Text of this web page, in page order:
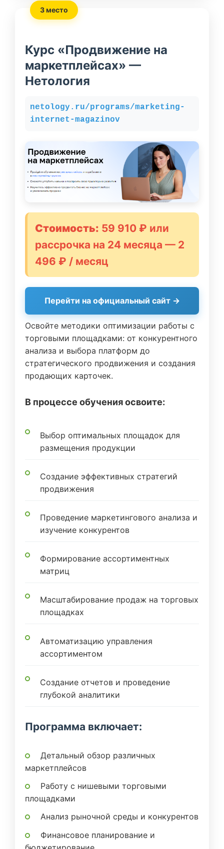
3 место
Курс «Продвижение на
маркетплейсах» —
Нетология
netology.ru/programs/marketing-
internet-magazinov
Стоимость: 59 910 ₽ или
рассрочка на 24 месяца — 2
496 ₽ / месяц
Перейти на официальный сайт →
Освойте методики оптимизации работы с
торговыми площадками: от конкурентного
анализа и выбора платформ до
стратегического продвижения и создания
продающих карточек.
В процессе обучения освоите:
Выбор оптимальных площадок для
размещения продукции
Создание эффективных стратегий
продвижения
Проведение маркетингового анализа и
изучение конкурентов
Формирование ассортиментных
матриц
Масштабирование продаж на торговых
площадках
Автоматизацию управления
ассортиментом
Создание отчетов и проведение
глубокой аналитики
Программа включает:
Детальный обзор различных
маркетплейсов
Работу с нишевыми торговыми
площадками
Анализ рыночной среды и конкурентов
Финансовое планирование и